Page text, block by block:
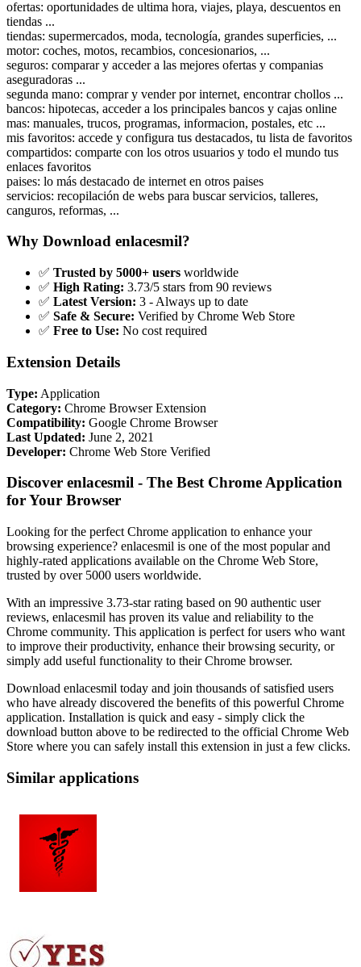
ofertas: oportunidades de ultima hora, viajes, playa, descuentos en
tiendas ...
tiendas: supermercados, moda, tecnología, grandes superficies, ...
motor: coches, motos, recambios, concesionarios, ...
seguros: comparar y acceder a las mejores ofertas y companias
aseguradoras ...
segunda mano: comprar y vender por internet, encontrar chollos ...
bancos: hipotecas, acceder a los principales bancos y cajas online
mas: manuales, trucos, programas, informacion, postales, etc ...
mis favoritos: accede y configura tus destacados, tu lista de favoritos
compartidos: comparte con los otros usuarios y todo el mundo tus
enlaces favoritos
paises: lo más destacado de internet en otros paises
servicios: recopilación de webs para buscar servicios, talleres,
canguros, reformas, ...
Why Download enlacesmil?
✅ Trusted by 5000+ users worldwide
✅ High Rating: 3.73/5 stars from 90 reviews
✅ Latest Version: 3 - Always up to date
✅ Safe & Secure: Verified by Chrome Web Store
✅ Free to Use: No cost required
Extension Details
Type: Application
Category: Chrome Browser Extension
Compatibility: Google Chrome Browser
Last Updated: June 2, 2021
Developer: Chrome Web Store Verified
Discover enlacesmil - The Best Chrome Application
for Your Browser
Looking for the perfect Chrome application to enhance your
browsing experience? enlacesmil is one of the most popular and
highly-rated applications available on the Chrome Web Store,
trusted by over 5000 users worldwide.
With an impressive 3.73-star rating based on 90 authentic user
reviews, enlacesmil has proven its value and reliability to the
Chrome community. This application is perfect for users who want
to improve their productivity, enhance their browsing security, or
simply add useful functionality to their Chrome browser.
Download enlacesmil today and join thousands of satisfied users
who have already discovered the benefits of this powerful Chrome
application. Installation is quick and easy - simply click the
download button above to be redirected to the official Chrome Web
Store where you can safely install this extension in just a few clicks.
Similar applications